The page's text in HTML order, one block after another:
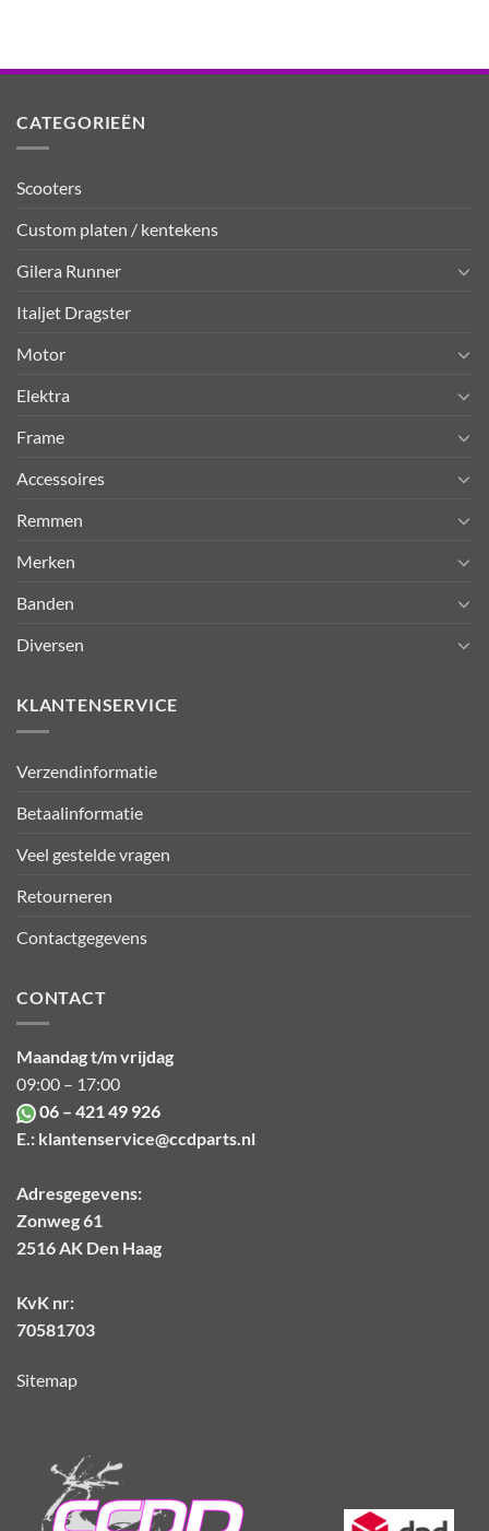
CATEGORIEËN
Scooters
Custom platen / kentekens
Gilera Runner
Italjet Dragster
Motor
Elektra
Frame
Accessoires
Remmen
Merken
Banden
Diversen
KLANTENSERVICE
Verzendinformatie
Betaalinformatie
Veel gestelde vragen
Retourneren
Contactgegevens
CONTACT
Maandag t/m vrijdag
09:00 – 17:00
06 – 421 49 926
E.: klantenservice@ccdparts.nl
Adresgegevens:
Zonweg 61
2516 AK Den Haag
KvK nr:
70581703
Sitemap